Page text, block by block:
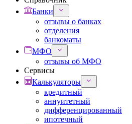
Банки
отзывы о банках
отделения
банкоматы
МФО
отзывы об МФО
Сервисы
Калькуляторы
кредитный
аннуитетный
дифференцированный
ипотечный